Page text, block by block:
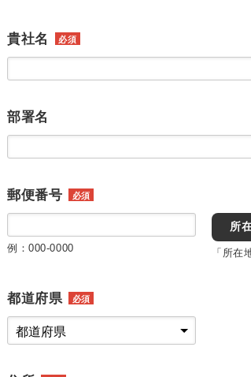
貴社名 必須
部署名
郵便番号 必須
例：000-0000
所
「所在
都道府県 必須